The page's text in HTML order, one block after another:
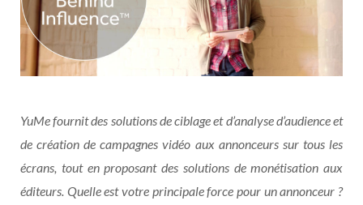
YuMe fournit des solutions de ciblage et d’analyse d’audience et
de création de campagnes vidéo aux annonceurs sur tous les
écrans, tout en proposant des solutions de monétisation aux
éditeurs. Quelle est votre principale force pour un annonceur ?